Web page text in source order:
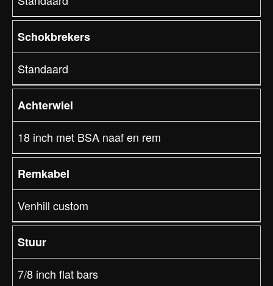
Schokbrekers
Standaard
Achterwiel
18 inch met BSA naaf en rem
Remkabel
Venhill custom
Stuur
7/8 inch flat bars